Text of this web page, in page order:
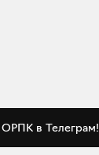
в Телеграм!